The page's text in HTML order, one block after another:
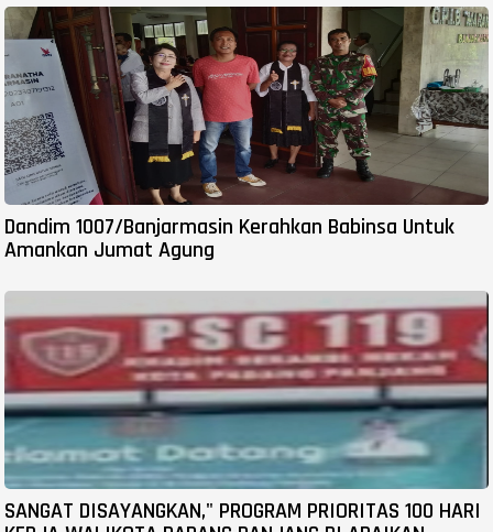
Dandim 1007/Banjarmasin Kerahkan Babinsa Untuk
Amankan Jumat Agung
SANGAT DISAYANGKAN," PROGRAM PRIORITAS 100 HARI